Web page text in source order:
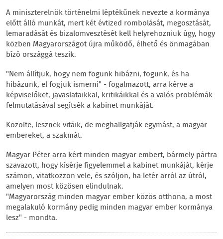
A miniszterelnök történelmi léptékűnek nevezte a kormánya
előtt álló munkát, mert két évtized rombolását, megosztását,
lemaradását és bizalomvesztését kell helyrehozniuk úgy, hogy
közben Magyarországot újra működő, élhető és önmagában
bízó országgá teszik.
"Nem állítjuk, hogy nem fogunk hibázni, fogunk, és ha
hibázunk, el fogjuk ismerni" - fogalmazott, arra kérve a
képviselőket, javaslataikkal, kritikáikkal és a valós problémák
felmutatásával segítsék a kabinet munkáját.
Közölte, lesznek vitáik, de meghallgatják egymást, a magyar
embereket, a szakmát.
Magyar Péter arra kért minden magyar embert, bármely pártra
szavazott, hogy kísérje figyelemmel a kabinet munkáját, kérje
számon, vitatkozzon vele, és szóljon, ha letér arról az útról,
amelyen most közösen elindulnak.
"Magyarország minden magyar ember közös otthona, a most
megalakuló kormány pedig minden magyar ember kormánya
lesz" - mondta.